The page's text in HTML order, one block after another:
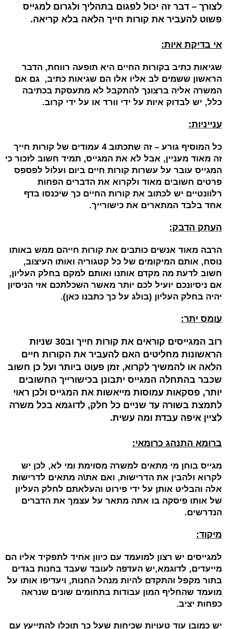
לצורך – דבר זה יכול לפגום בתהליך ולגרום למגייס
פשוט להעביר את קורות חייך הלאה בלא קריאה.
אי בדיקת איות:
שגיאות כתיב בקורות החיים היא תופעה רווחת, הדבר
הראשון ששמים לב אליו אלו הם שגיאות כתיב, גם אם
המשרה אליה ברצונך להתקבל לא מתעסקת בכתיבה
כלל, יש לבדוק איות על ידי וורד או על ידי קרוב.
ענייניות:
כל המוסיף גורע – זה שתכתוב 4 עמודים של קורות חייך
זה מאוד מעניין, אבל לא את המגייס, תמיד חשוב לזכור כי
המגייס עובר על עשרות קורות חיים ביום ועלול לפספס
פרטים חשובים מאוד ולקרוא את הדברים הפחות
רלוונטיים יש לכתוב את קורות החיים כך שיכנסו בדף
אחד בלבד המתארים את כישורייך.
העתק הדבק:
הרבה מאוד אנשים כותבים את קורות חייהם ממש באותו
נוסח, אותם המיקומים של כל קטגוריה ואותו העיצוב,
חשוב לדעת מה מקדם אותנו ואותם למקם בחלק העליון,
אם ניסיונכם יועיל לכם יותר מאשר השכלתכם אזי הניסיון
יהיה בחלק העליון (בולג על כך כתבנו כאן).
עומס יתר:
רוב המגייסים קוראים את קורות חייך וב30 שניות
הראשונות מחליטים האם להעביר את הקורות חיים
הלאה או להמשיך לקרוא, זמן פעוט ביותר ועל כן חשוב
שכבר בהתחלה המגייס יתבונן בכישורייך החשובים
יותר, פסקאות עמוסות מייאשות את המגייס ולכן ראוי
לתמצת בשורה עד שניים כל חלק, לדוגמא בכל משרה
לציין איפה עבדת ומה עשית.
ברומא התנהג כרומאי:
מגייס בוחן מי מתאים למשרה מסוימת ומי לא, לכן יש
לקרוא ולהבין את הדרישות, ואם את\ה מתאים לדרישות
אלה והבליט אותן על ידי פירוט והעלאתם לחלק העליון
של אותו פיסקה בו אתה מתאר על עצמך את הדברים
הנדרשים.
מיקוד:
למגייסים יש רצון למועמד עם כיוון אחיד לתפקיד אליו הם
מייעדים, לדוגמא,יש העדפה לעובד שעבד בחנות בגדים
בתור מקפל והתקדם להיות מנהל החנות, ויעדיפו אותו על
מועמד שהחליף המון עבודות בתחומים שונים שנראה
כפחות יציב.
יש כמובן עוד טעויות שכיחות שעל כך תוכלו להתייעץ עם